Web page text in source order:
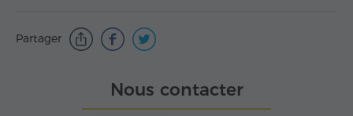
Partager
Nous contacter